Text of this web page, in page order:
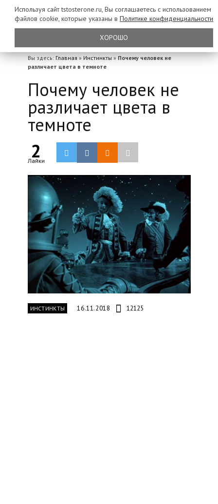
Вы здесь: Главная » Инстинкты » Почему человек не
различает цвета в темноте
Почему человек не
различает цвета в
темноте
2
Лайки
ИНСТИНКТЫ 16.11.2018 12125
Используя сайт tstosterone.ru, Вы соглашаетесь с использованием
файлов cookie, которые указаны в Политике конфиденциальности
ХОРОШО